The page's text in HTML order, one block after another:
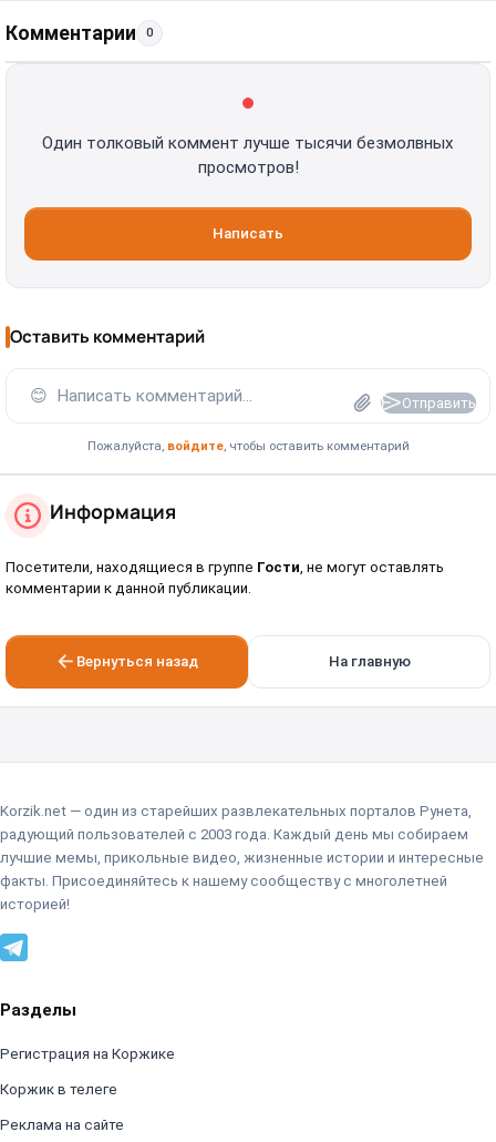
Комментарии 0
Один толковый коммент лучше тысячи безмолвных
просмотров!
Написать
Оставить комментарий
😊 Написать комментарий... Отправить
Пожалуйста, войдите, чтобы оставить комментарий
Информация
Посетители, находящиеся в группе Гости , не могут оставлять
комментарии к данной публикации.
Вернуться назад На главную
Korzik.net — один из старейших развлекательных порталов Рунета,
радующий пользователей с 2003 года. Каждый день мы собираем
лучшие мемы, прикольные видео, жизненные истории и интересные
факты. Присоединяйтесь к нашему сообществу с многолетней
историей!
Разделы
Регистрация на Коржике
Коржик в телеге
Реклама на сайте